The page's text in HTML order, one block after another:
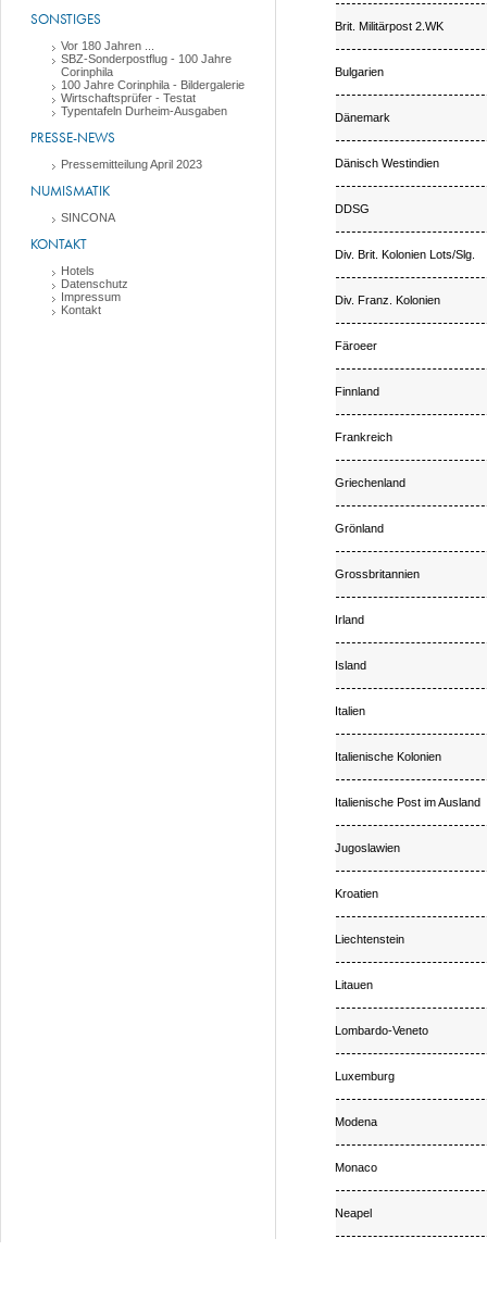
SONSTIGES
Vor 180 Jahren ...
SBZ-Sonderpostflug - 100 Jahre
Corinphila
100 Jahre Corinphila - Bildergalerie
Wirtschaftsprüfer - Testat
Typentafeln Durheim-Ausgaben
PRESSE-NEWS
Pressemitteilung April 2023
NUMISMATIK
SINCONA
KONTAKT
Hotels
Datenschutz
Impressum
Kontakt
Brit. Militärpost 2.WK
Bulgarien
Dänemark
Dänisch Westindien
DDSG
Div. Brit. Kolonien Lots/Slg.
Div. Franz. Kolonien
Färoeer
Finnland
Frankreich
Griechenland
Grönland
Grossbritannien
Irland
Island
Italien
Italienische Kolonien
Italienische Post im Ausland
Jugoslawien
Kroatien
Liechtenstein
Litauen
Lombardo-Veneto
Luxemburg
Modena
Monaco
Neapel